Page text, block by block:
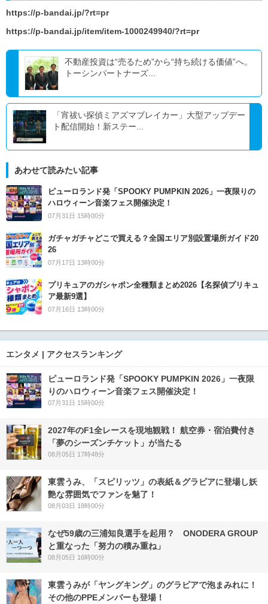
https://p-bandai.jp/?rt=pr
https://p-bandai.jp/item/item-1000249940/?rt=pr
不動産投資は“売るため”から“持ち続ける価値”へ。
トーシンパートナーズ...
「宵祓い探偵ミアズマブレイカー」大型アップデー
ト配信開始！新ステー...
あわせて読みたい記事
ピューロランド発「SPOOKY PUMPKIN 2026」一夜限りの
ハロウィーン音楽フェス開催決定！
07月31日 15時00分
ガチャガチャどこで買える？全国エリア別設置場所ガイド20
26
07月17日 13時00分
プリキュアのガシャポン全種類まとめ2026【名探偵プリキュ
ア最新9選】
07月16日 13時00分
エンタメ | アクセスランキング
ピューロランド発「SPOOKY PUMPKIN 2026」一夜限
りのハロウィーン音楽フェス開催決定！
07月31日 15時00分
2027年のF1全レースを現地観戦！ 航空券・宿泊費付き
「夢のシーズンチケット」が当たる
08月05日 17時48分
東雲うみ、「スピリッツ」の表紙＆グラビアに登場し妖
艶な雰囲気でファンを魅了！
08月03日 18時00分
なぜ59歳の三浦知良選手を起用？ ONODERA GROUP
と重なった「努力の積み重ね」
08月05日 16時00分
東雲うみが「ヤングキング」のグラビアで泡まみれに！
その他のPPEメンバーも登場！